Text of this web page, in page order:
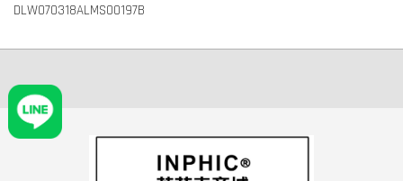
DLW070318ALMS00197B